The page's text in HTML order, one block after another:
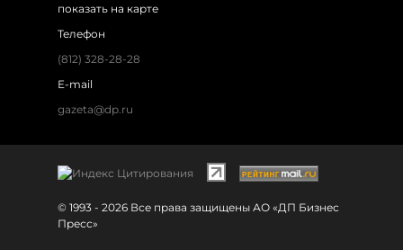
показать на карте
Телефон
(812) 328-28-28
E-mail
gazeta@dp.ru
© 1993 - 2026 Все права защищены АО «ДП Бизнес
Пресс»